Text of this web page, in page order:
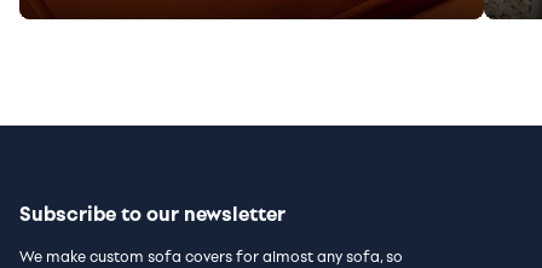
Subscribe to our newsletter
We make custom sofa covers for almost any sofa, so